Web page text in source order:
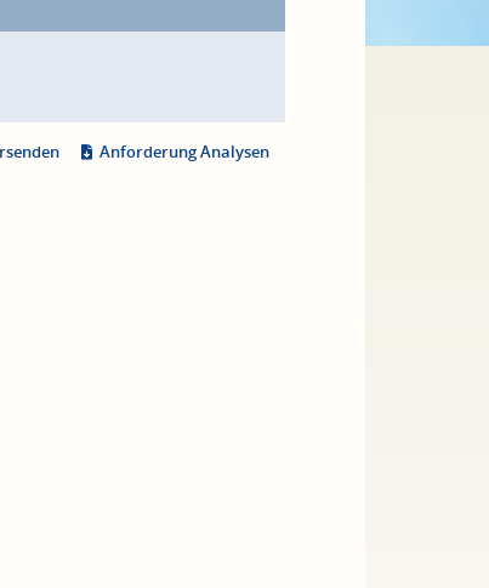
Anforderung Analysen